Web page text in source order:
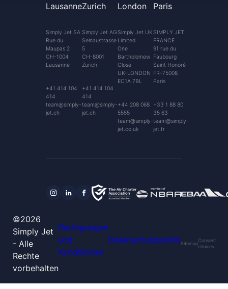
Lausanne
Simply Jet SA
Rue du
Maupas 2
CH-1004
Lausanne
+41 414 104
414
team@simply-
jet.ch
Zurich
Simply Jet AG
Selnaustrasse
5
CH-8001
Zurich
+41 414 104
414
team@simply-
jet.ch
London
Simply Jet UK
Limited
One
Bartholomew
Close
UK-LONDON
EC1A 7BL
+44 208 068
5555
team@simply-
jet.co.uk
Paris
SIMPLY JET
FRANCE
91 rue du
Faubourg
Saint Honoré
FR-75008
Paris
+33 1 88 80
35 63
team@simply-
jet.fr
©2026
Simply Jet
- Alle
Rechte
vorbehalten
Bedingungen
und
Konditionen
DatenschutzpolitikSitemap
Consent
choices